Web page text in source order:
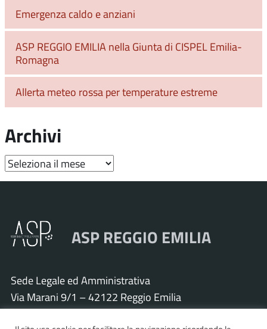
Emergenza caldo e anziani
ASP REGGIO EMILIA nella Giunta di CISPEL Emilia-
Romagna
Allerta meteo rossa per temperature estreme
Archivi
Archivi
ASP REGGIO EMILIA
Sede Legale ed Amministrativa
Via Marani 9/1 – 42122 Reggio Emilia
Tel. 0522 571011 – Fax 0522 571030